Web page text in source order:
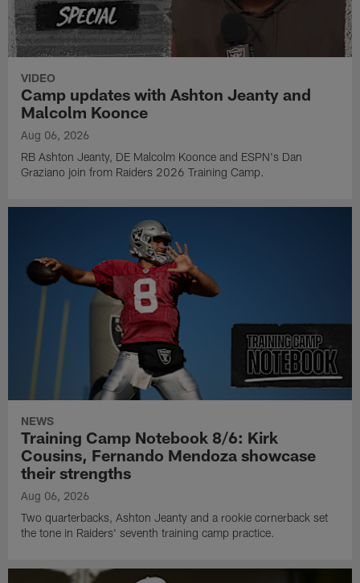
VIDEO
Camp updates with Ashton Jeanty and
Malcolm Koonce
Aug 06, 2026
RB Ashton Jeanty, DE Malcolm Koonce and ESPN's Dan
Graziano join from Raiders 2026 Training Camp.
NEWS
Training Camp Notebook 8/6: Kirk
Cousins, Fernando Mendoza showcase
their strengths
Aug 06, 2026
Two quarterbacks, Ashton Jeanty and a rookie cornerback set
the tone in Raiders' seventh training camp practice.